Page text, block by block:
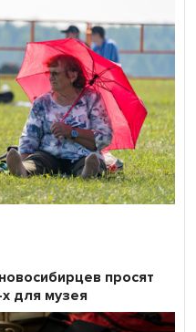
просят
для музея